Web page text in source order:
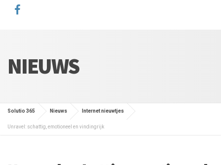
NIEUWS
Solutio 365 Nieuws Internet nieuwtjes
Unravel: schattig, emotioneel en vindingrijk